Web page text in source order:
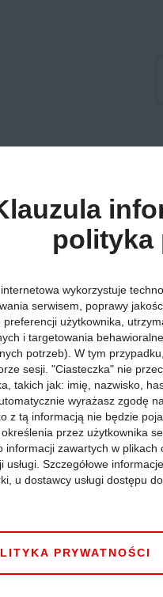
Wrocław dołącza
Dokąd jeszcze będzie
polityka
wykorzystuje
serwisem, poprawy
preferencji użytkownika,
i targetowania
potrzeb). W tym
sesji. "Ciasteczka" nie
takich jak: imię, nazwisko,
wyrażasz zgodę
z tą informacją nie będzie
przez użytkownika
informacji zawartych w
usługi. Szczegółowe
u dostawcy usługi dostępu
PRYWATNOŚCI